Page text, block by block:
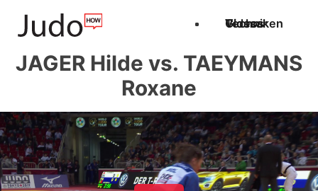
Techniken
Videos
Glossar
JAGER Hilde vs. TAEYMANS
Roxane